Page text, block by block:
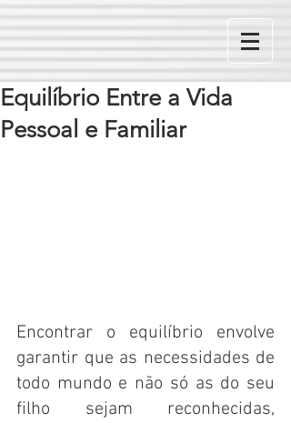
Equilíbrio Entre a Vida
Pessoal e Familiar
Encontrar o equilíbrio envolve
garantir que as necessidades de
todo mundo e não só as do seu
filho sejam reconhecidas,